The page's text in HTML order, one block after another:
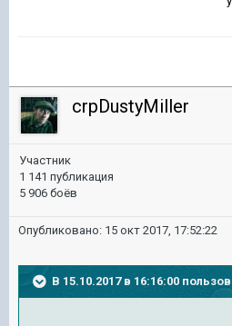
crpDustyMiller
Участник
1 141 публикация
5 906 боёв
Опубликовано: 15 окт 2017, 17:52:22
В 15.10.2017 в 16:16:00